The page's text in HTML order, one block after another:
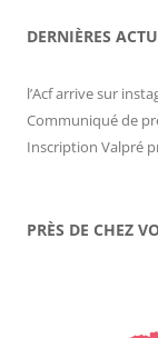
DERNIÈRES
l’Acf arrive sur
Communiqué de
Inscription Valpré
PRÈS DE CHEZ